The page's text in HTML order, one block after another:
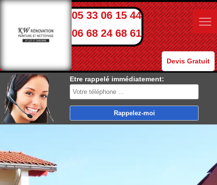
05 33 06 15 44
06 68 24 68 61
Devis Gratuit
Etre rappelé immédiatement: